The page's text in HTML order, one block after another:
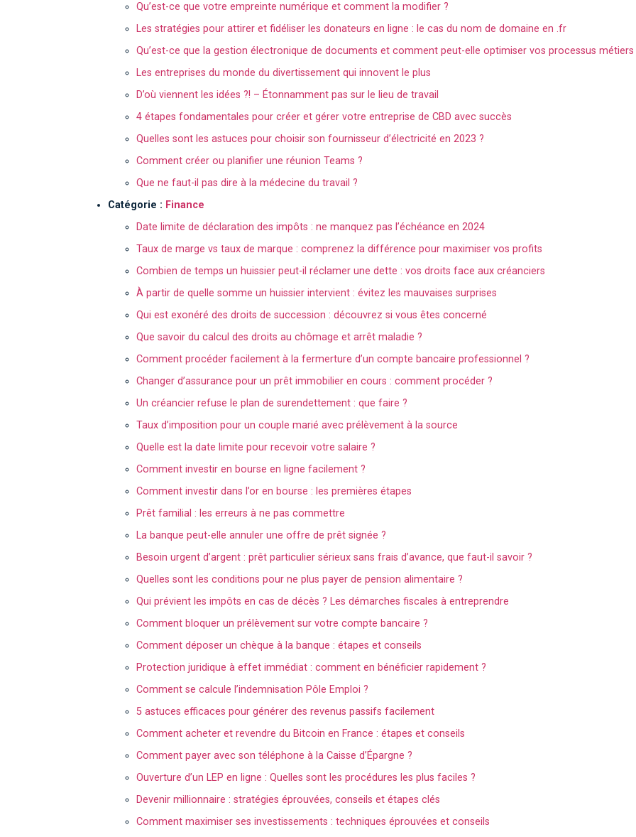
Qu’est-ce que votre empreinte numérique et comment la modifier ?
Les stratégies pour attirer et fidéliser les donateurs en ligne : le cas du nom de domaine en .fr
Qu’est-ce que la gestion électronique de documents et comment peut-elle optimiser vos processus métiers
Les entreprises du monde du divertissement qui innovent le plus
D’où viennent les idées ?! – Étonnamment pas sur le lieu de travail
4 étapes fondamentales pour créer et gérer votre entreprise de CBD avec succès
Quelles sont les astuces pour choisir son fournisseur d’électricité en 2023 ?
Comment créer ou planifier une réunion Teams ?
Que ne faut-il pas dire à la médecine du travail ?
Catégorie : Finance
Date limite de déclaration des impôts : ne manquez pas l’échéance en 2024
Taux de marge vs taux de marque : comprenez la différence pour maximiser vos profits
Combien de temps un huissier peut-il réclamer une dette : vos droits face aux créanciers
À partir de quelle somme un huissier intervient : évitez les mauvaises surprises
Qui est exonéré des droits de succession : découvrez si vous êtes concerné
Que savoir du calcul des droits au chômage et arrêt maladie ?
Comment procéder facilement à la fermerture d’un compte bancaire professionnel ?
Changer d’assurance pour un prêt immobilier en cours : comment procéder ?
Un créancier refuse le plan de surendettement : que faire ?
Taux d’imposition pour un couple marié avec prélèvement à la source
Quelle est la date limite pour recevoir votre salaire ?
Comment investir en bourse en ligne facilement ?
Comment investir dans l’or en bourse : les premières étapes
Prêt familial : les erreurs à ne pas commettre
La banque peut-elle annuler une offre de prêt signée ?
Besoin urgent d’argent : prêt particulier sérieux sans frais d’avance, que faut-il savoir ?
Quelles sont les conditions pour ne plus payer de pension alimentaire ?
Qui prévient les impôts en cas de décès ? Les démarches fiscales à entreprendre
Comment bloquer un prélèvement sur votre compte bancaire ?
Comment déposer un chèque à la banque : étapes et conseils
Protection juridique à effet immédiat : comment en bénéficier rapidement ?
Comment se calcule l’indemnisation Pôle Emploi ?
5 astuces efficaces pour générer des revenus passifs facilement
Comment acheter et revendre du Bitcoin en France : étapes et conseils
Comment payer avec son téléphone à la Caisse d’Épargne ?
Ouverture d’un LEP en ligne : Quelles sont les procédures les plus faciles ?
Devenir millionnaire : stratégies éprouvées, conseils et étapes clés
Comment maximiser ses investissements : techniques éprouvées et conseils